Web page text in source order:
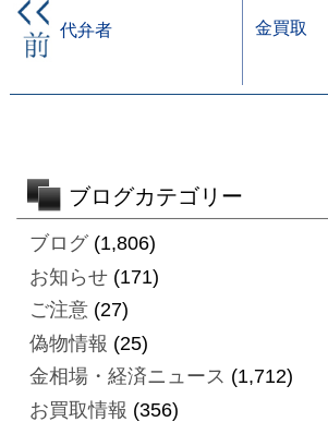
代弁者 金買取
ブログカテゴリー
ブログ(1,806)
お知らせ(171)
ご注意(27)
偽物情報 (25)
金相場・経済ニュース (1,712)
お買取情報 (356)